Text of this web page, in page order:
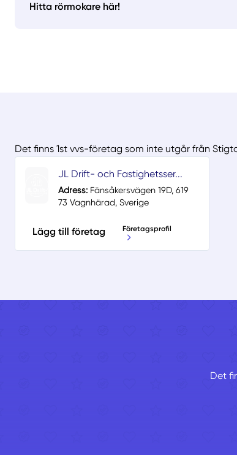
Hitta rörmokare här!
Det finns 1st vvs-företag som inte utgår från
JL Drift- och Fastighetsser...
Adress:Fänsåkersvägen 19D, 619
73 Vagnhärad, Sverige
Lägg till företag Företagsprofil
Det